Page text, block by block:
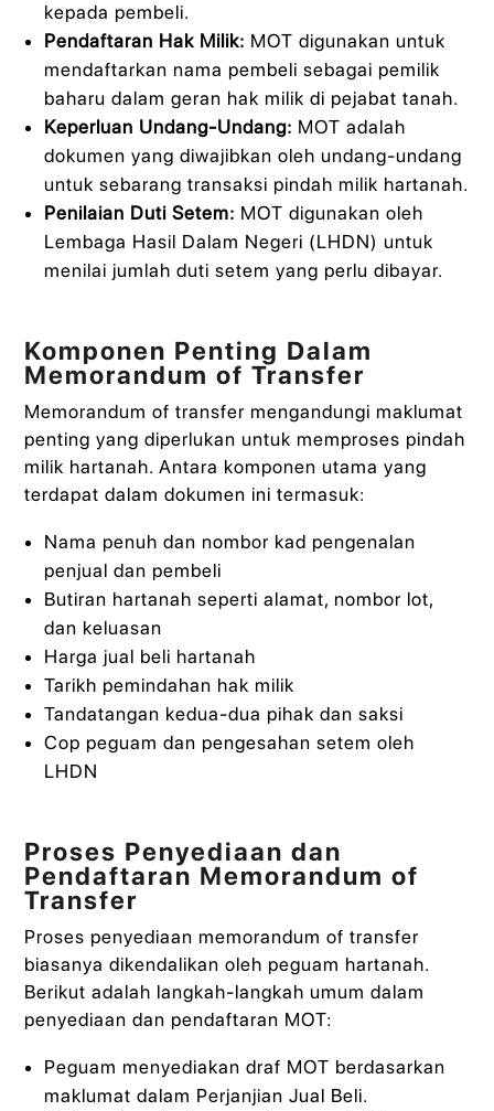
kepada pembeli.
Pendaftaran Hak Milik: MOT digunakan untuk
mendaftarkan nama pembeli sebagai pemilik
baharu dalam geran hak milik di pejabat tanah.
Keperluan Undang-Undang: MOT adalah
dokumen yang diwajibkan oleh undang-undang
untuk sebarang transaksi pindah milik hartanah.
Penilaian Duti Setem: MOT digunakan oleh
Lembaga Hasil Dalam Negeri (LHDN) untuk
menilai jumlah duti setem yang perlu dibayar.
Komponen Penting Dalam
Memorandum of Transfer
Memorandum of transfer mengandungi maklumat
penting yang diperlukan untuk memproses pindah
milik hartanah. Antara komponen utama yang
terdapat dalam dokumen ini termasuk:
Nama penuh dan nombor kad pengenalan
penjual dan pembeli
Butiran hartanah seperti alamat, nombor lot,
dan keluasan
Harga jual beli hartanah
Tarikh pemindahan hak milik
Tandatangan kedua-dua pihak dan saksi
Cop peguam dan pengesahan setem oleh
LHDN
Proses Penyediaan dan
Pendaftaran Memorandum of
Transfer
Proses penyediaan memorandum of transfer
biasanya dikendalikan oleh peguam hartanah.
Berikut adalah langkah-langkah umum dalam
penyediaan dan pendaftaran MOT:
Peguam menyediakan draf MOT berdasarkan
maklumat dalam Perjanjian Jual Beli.